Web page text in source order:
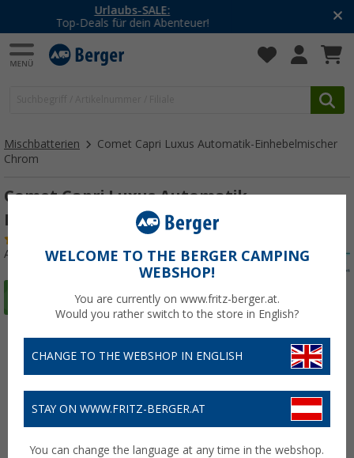
-20% auf Kleidung und Schuhe
Mit dem Aktionscode
Mischbatterien
Comet Capri Luxus Automatik-Einhebelmischer
Chrom
Comet Capri Luxus Automatik-
Einhebelmischer Chrom
Art.-Nr.: 139240WELCOME TO THE BERGER CAMPING
WEBSHOP!
You are currently on www.fritz-berger.at.
Would you rather switch to the store in English?
CHANGE TO THE WEBSHOP IN ENGLISH
STAY ON WWW.FRITZ-BERGER.AT
You can change the language at any time in the webshop.